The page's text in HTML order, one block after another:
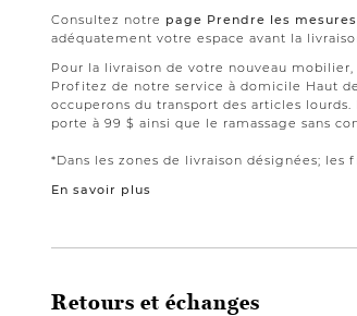
Consultez notre page Prendre les mesures
adéquatement votre espace avant la
Pour la livraison de votre nouveau
Profitez de notre service à domicile Haut
occuperons du transport des articles
porte à 99 $ ainsi que le ramassage sans
*Dans les zones de livraison désignées; les
En savoir plus
Retours et échanges